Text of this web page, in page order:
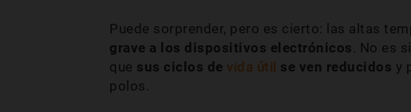
Puede sorprender, pero es cierto: las altas
grave a los dispositivos electrónicos . No es
que sus ciclos de vida útil se ven reducidos y
polos.